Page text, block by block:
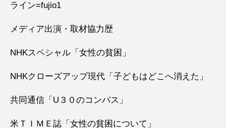
ライン=fujio1
メディア出演・取材協力歴
NHKスペシャル「女性の貧困」
NHKクローズアップ現代「子どもはどこへ消えた」
共同通信「U３０のコンパス」
米ＴＩＭＥ誌「女性の貧困について」